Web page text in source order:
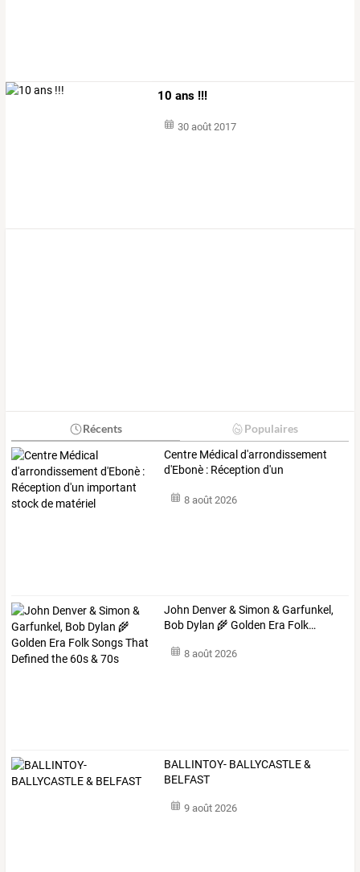
10 ans !!!
30 août 2017
Récents Populaires
Centre Médical d'arrondissement
d'Ebonè : Réception d'un
8 août 2026
John Denver& Simon & Garfunkel,
Bob Dylan 🌾 Golden Era Folk…
8 août 2026
BALLINTOY- BALLYCASTLE &
BELFAST
9 août 2026